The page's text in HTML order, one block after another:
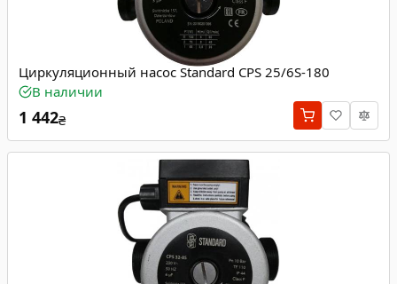
Циркуляционный насос Standard CPS 25/6S-180
В наличии
1 442₴